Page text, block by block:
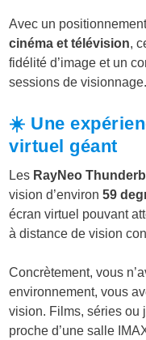
Avec un
cinéma et télévision,
fidélité d’image et un
sessions de visionnage.
☀️ Une
virtuel géant
Les RayNeo
vision d’environ59
écran virtuel pouvant
à distance de vision
Concrètement, vous
environnement, vous
vision. Films, séries ou
proche d’une salle